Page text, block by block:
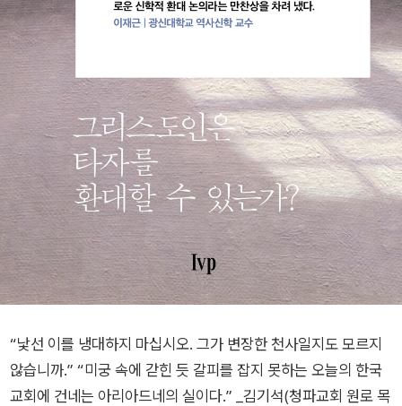
“낯선 이를 냉대하지 마십시오. 그가 변장한 천사일지도 모르지
않습니까.” “미궁 속에 갇힌 듯 갈피를 잡지 못하는 오늘의 한국
교회에 건네는 아리아드네의 실이다.” _김기석(청파교회 원로 목